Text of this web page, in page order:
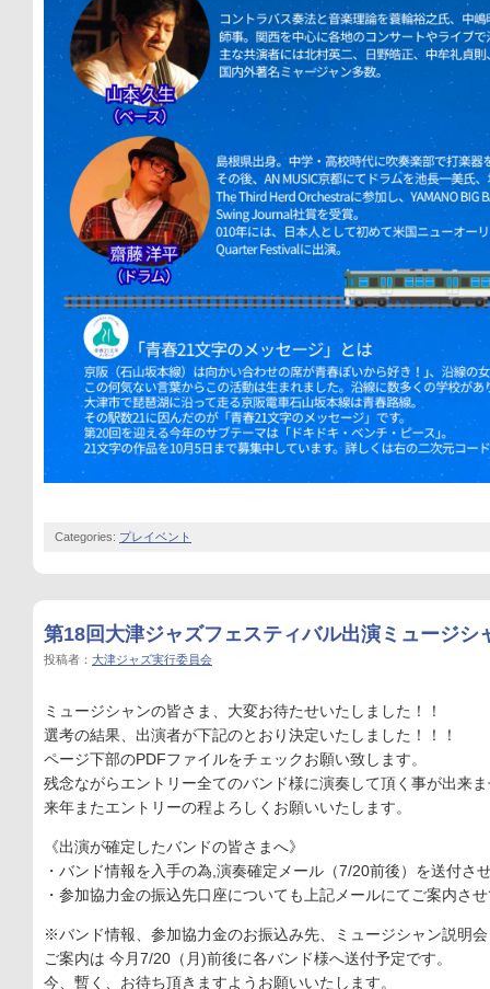
Categories: プレイベント
第18回大津ジャズフェスティバル出演ミュージシ
投稿者： 大津ジャズ実行委員会
ミュージシャンの皆さま、大変お待たせいたしました！！
選考の結果、出演者が下記のとおり決定いたしました！！！
ページ下部のPDFファイルをチェックお願い致します。
残念ながらエントリー全てのバンド様に演奏して頂く事が出来
来年またエントリーの程よろしくお願いいたします。
《出演が確定したバンドの皆さまへ》
・バンド情報を入手の為,演奏確定メール（7/20前後）を送付さ
・参加協力金の振込先口座についても上記メールにてご案内さ
※バンド情報、参加協力金のお振込み先、ミュージシャン説明
ご案内は 今月7/20（月)前後に各バンド様へ送付予定です。
今、暫く、お待ち頂きますようお願いいたします。